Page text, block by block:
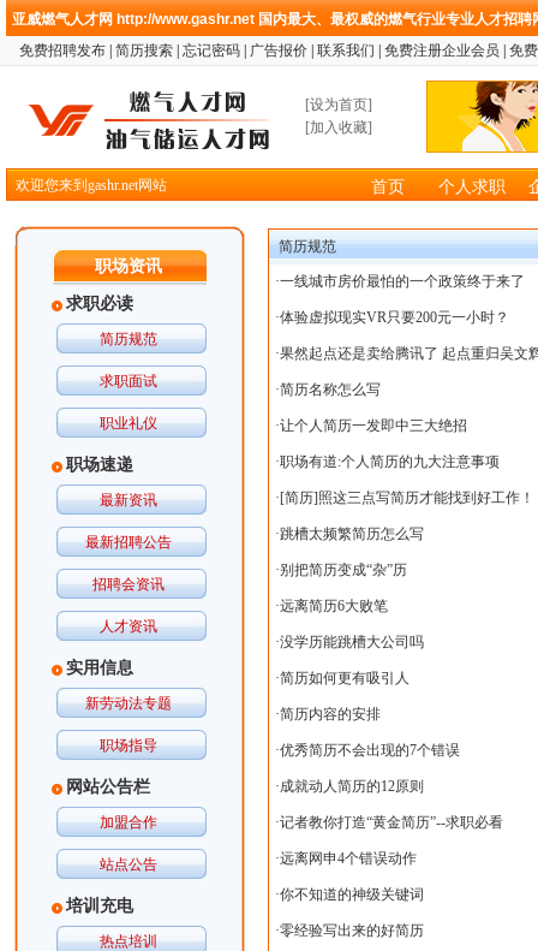
亚威燃气人才网 http://www.gashr.net 国内最大、最权威的燃气行业专业人才招
免费招聘发布 简历搜索 忘记密码 广告报价 联系我们 免费注册企业会员 免
[设为首页]
[加入收藏]
欢迎您来到gashr.net网站 首页 个人求职
职场资讯
求职必读
简历规范
求职面试
职业礼仪
职场速递
最新资讯
最新招聘公告
招聘会资讯
人才资讯
实用信息
新劳动法专题
职场指导
网站公告栏
加盟合作
站点公告
培训充电
热点培训
简历规范
·一线城市房价最怕的一个政策终于来了
·体验虚拟现实VR只要200元一小时？
·果然起点还是卖给腾讯了 起点重归吴文
·简历名称怎么写
·让个人简历一发即中三大绝招
·职场有道:个人简历的九大注意事项
·[简历]照这三点写简历才能找到好工作！
·跳槽太频繁简历怎么写
·别把简历变成“杂”历
·远离简历6大败笔
·没学历能跳槽大公司吗
·简历如何更有吸引人
·简历内容的安排
·优秀简历不会出现的7个错误
·成就动人简历的12原则
·记者教你打造“黄金简历”--求职必看
·远离网申4个错误动作
·你不知道的神级关键词
·零经验写出来的好简历